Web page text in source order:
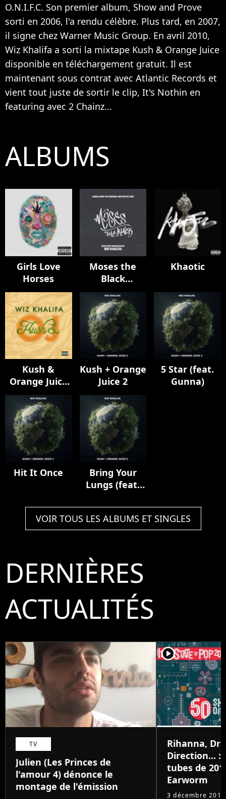
O.N.I.F.C. Son premier album, Show and Prove
sorti en 2006, l'a rendu célèbre. Plus tard, en 2007,
il signe chez Warner Music Group. En avril 2010,
Wiz Khalifa a sorti la mixtape Kush & Orange Juice
disponible en téléchargement gratuit. Il est
maintenant sous contrat avec Atlantic Records et
vient tout juste de sortir le clip, It's Nothin en
featuring avec 2 Chainz...
ALBUMS
Girls Love
Horses
Moses the
Black
Soundtrack
Khaotic
Kush &
Orange Juice
(15th
Anniversary)
Kush + Orange
Juice 2
5 Star (feat.
Gunna)
Hit It Once
Bring Your
Lungs (feat.
VOIR TOUS LES ALBUMS ET SINGLES
DERNIÈRES
ACTUALITÉS
TV
Julien (Les Princes de
l'amour 4) dénonce le
montage de l'émission
player2
Rihanna,
Direction... :
tubes de
Earworm
3 décembre 2015